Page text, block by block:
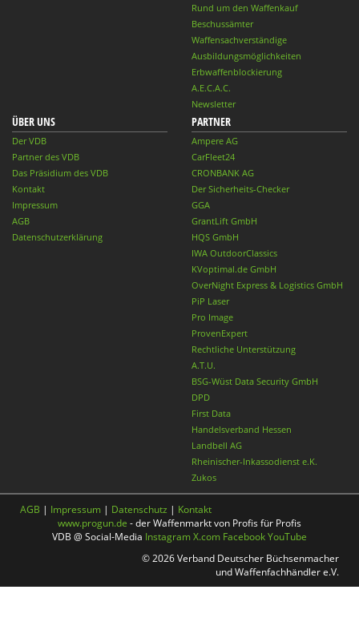
Rund um den Waffenkauf
Beschussämter
Waffensachverständige
Ausbildungsmöglichkeiten
Erbwaffenblockierung
A.E.C.A.C.
Newsletter
ÜBER UNS
Der VDB
Partner des VDB
Das Präsidium des VDB
Kontakt
Impressum
AGB
Datenschutzerklärung
PARTNER
Ampere AG
CarFleet24
CRONBANK AG
Der Sicherheits-Checker
GGA
GrantLift GmbH
HQS GmbH
IWA OutdoorClassics
KVoptimal.de GmbH
OverNight Express & Logistics GmbH
PiP Laser
Pro Image
ProvenExpert
Rechtliche Unterstützung
A.T.U.
BSG-Wüst Data Security GmbH
DPD
First Data
Handelsverband Hessen
Landbell AG
Rheinischer-Inkassodienst e.K.
Zukos
AGB | Impressum | Datenschutz | Kontakt
www.progun.de - der Waffenmarkt von Profis für Profis
VDB @ Social-Media InstagramX.com FacebookYouTube
© 2026 Verband Deutscher Büchsenmacher
und Waffenfachhändler e.V.